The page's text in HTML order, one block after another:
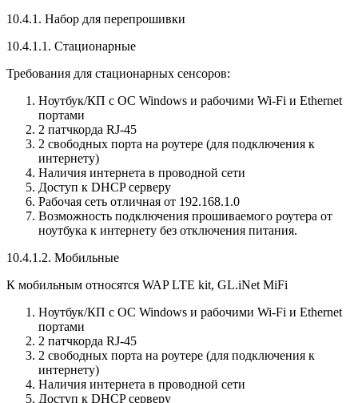
10.4.1. Набор для перепрошивки
10.4.1.1. Стационарные
Требования для стационарных сенсоров:
Ноутбук/КП с ОС Windows и рабочими Wi-Fi и Ethernet
портами
2 патчкорда RJ-45
2 свободных порта на роутере (для подключения к
интернету)
Наличия интернета в проводной сети
Доступ к DHCP серверу
Рабочая сеть отличная от 192.168.1.0
Возможность подключения прошиваемого роутера от
ноутбука к интернету без отключения питания.
10.4.1.2. Мобильные
К мобильным относятся WAP LTE kit, GL.iNet MiFi
Ноутбук/КП с ОС Windows и рабочими Wi-Fi и Ethernet
портами
2 патчкорда RJ-45
2 свободных порта на роутере (для подключения к
интернету)
Наличия интернета в проводной сети
Доступ к DHCP серверу